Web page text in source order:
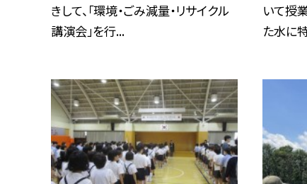
きして、「環境・ごみ減量・リサイクル
講演会」を行...
いて授
た水に